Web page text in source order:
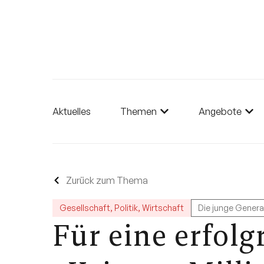
Aktuelles Themen Angebote
Zurück zum Thema
Gesellschaft, Politik, Wirtschaft Die junge
Für eine